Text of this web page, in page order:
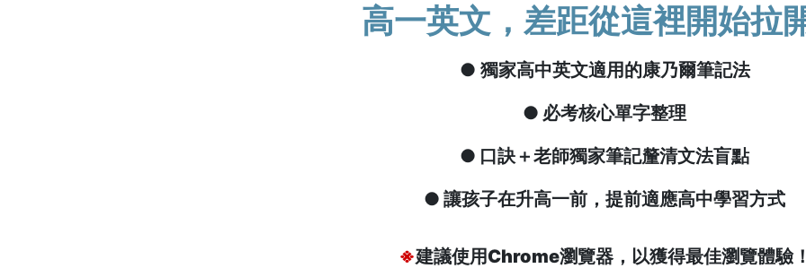
高一英文，差距從這裡開始拉
● 獨家高中英文適用的康乃爾筆記法
● 必考核心單字整理
● 口訣＋老師獨家筆記釐清文法盲點
● 讓孩子在升高一前，提前適應高中學習方式
※建議使用Chrome瀏覽器，以獲得最佳瀏覽體驗